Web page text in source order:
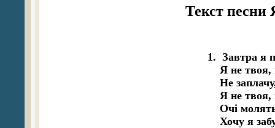
Текст песни
1.  Завтра я
Я не
Не
Я не
Очі
Хочу я